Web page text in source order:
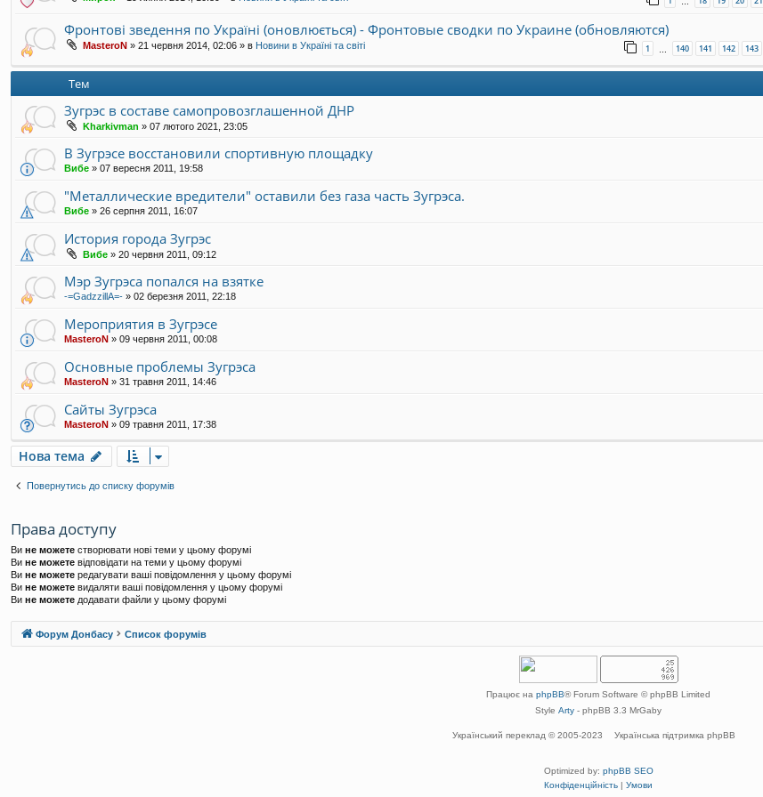
…
Фронтові зведення по Україні (оновлюється) - Фронтовые сводки по Украине (обновляются)
MasteroN » 21 червня 2014, 02:06 » в Новини в Україні та світі 1 … 140 141 142 143
Тем
Зугрэс в составе самопровозглашенной ДНР
Kharkivman » 07 лютого 2021, 23:05
В Зугрэсе восстановили спортивную площадку
Вибе » 07 вересня 2011, 19:58
"Металлические вредители" оставили без газа часть Зугрэса.
Вибе » 26 серпня 2011, 16:07
История города Зугрэс
Вибе » 20 червня 2011, 09:12
Мэр Зугрэса попался на взятке
-=GadzzillA=- » 02 березня 2011, 22:18
Мероприятия в Зугрэсе
MasteroN » 09 червня 2011, 00:08
Основные проблемы Зугрэса
MasteroN » 31 травня 2011, 14:46
Сайты Зугрэса
MasteroN » 09 травня 2011, 17:38
Нова тема
Повернутись до списку форумів
Права доступу
Ви не можете створювати нові теми у цьому форумі
Ви не можете відповідати на теми у цьому форумі
Ви не можете редагувати ваші повідомлення у цьому форумі
Ви не можете видаляти ваші повідомлення у цьому форумі
Ви не можете додавати файли у цьому форумі
Форум Донбасу Список форумів
Працює на phpBB® Forum Software © phpBB Limited
Style Arty - phpBB 3.3 MrGaby
Український переклад © 2005-2023 Українська підтримка phpBB
Optimized by: phpBB SEO
Конфіденційність | Умови